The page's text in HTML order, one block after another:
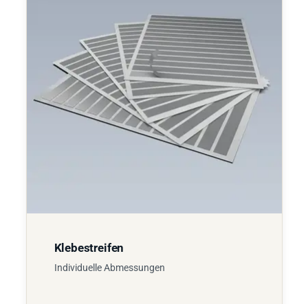
Klebestreifen
Individuelle Abmessungen